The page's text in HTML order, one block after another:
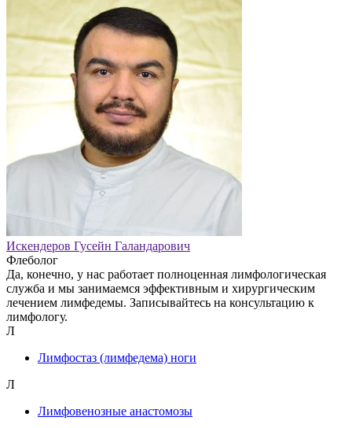
Искендеров Гусейн Галандарович
Флеболог
Да, конечно, у нас работает полноценная лимфологическая
служба и мы занимаемся эффективным и хирургическим
лечением лимфедемы. Записывайтесь на консультацию к
лимфологу.
Л
Лимфостаз (лимфедема) ноги
Л
Лимфовенозные анастомозы